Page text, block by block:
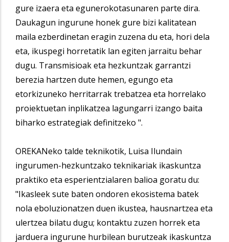
gure izaera eta egunerokotasunaren parte dira.
Daukagun ingurune honek gure bizi kalitatean
maila ezberdinetan eragin zuzena du eta, hori dela
eta, ikuspegi horretatik lan egiten jarraitu behar
dugu. Transmisioak eta hezkuntzak garrantzi
berezia hartzen dute hemen, egungo eta
etorkizuneko herritarrak trebatzea eta horrelako
proiektuetan inplikatzea lagungarri izango baita
biharko estrategiak definitzeko ".
OREKANeko talde teknikotik, Luisa Ilundain
ingurumen-hezkuntzako teknikariak ikaskuntza
praktiko eta esperientzialaren balioa goratu du:
"Ikasleek sute baten ondoren ekosistema batek
nola eboluzionatzen duen ikustea, hausnartzea eta
ulertzea bilatu dugu; kontaktu zuzen horrek eta
jarduera ingurune hurbilean burutzeak ikaskuntza